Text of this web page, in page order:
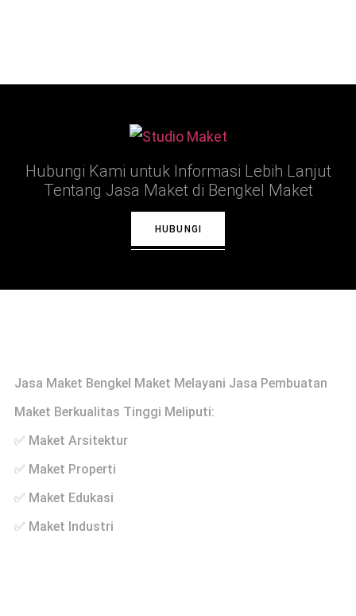
Hubungi Kami untuk Informasi Lebih Lanjut
Tentang Jasa Maket di Bengkel Maket
HUBUNGI
Jasa Maket Bengkel Maket Melayani Jasa Pembuatan
Maket Berkualitas Tinggi Meliputi:
✅ Maket Arsitektur
✅ Maket Properti
✅ Maket Edukasi
✅ Maket Industri